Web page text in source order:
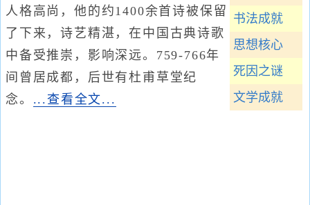
书法成就
思想核心
死因之谜
文学成就
人格高尚，他的约1400余首诗被保留
了下来，诗艺精湛，在中国古典诗歌
中备受推崇，影响深远。759-766年
间曾居成都，后世有杜甫草堂纪
念。 ...查看全文...